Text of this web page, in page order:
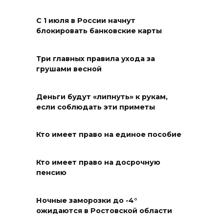
06 августа 2026 15:10
В Ростовской области до
конца года откроют 49
06 августа 2026 15:01
Россияне сообщают о
массовом сбое в работе
06 августа 2026 14:35
С 1 июля в России начнут
блокировать банковские карты
Три главных правила ухода за
грушами весной
Деньги будут «липнуть» к рукам,
если соблюдать эти приметы
Кто имеет право на единое пособие
Кто имеет право на досрочную
пенсию
Ночные заморозки до -4°
ожидаются в Ростовской области